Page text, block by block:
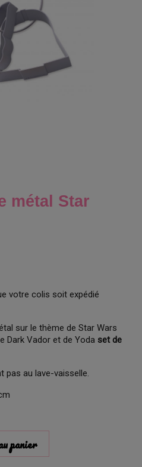
métal Star
votre colis soit expédié
sur le thème de Star Wars
Dark Vador et de Yoda set de
pas au lave-vaisselle.
panier